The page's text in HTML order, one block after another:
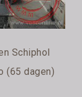
Schiphol
(65 dagen)